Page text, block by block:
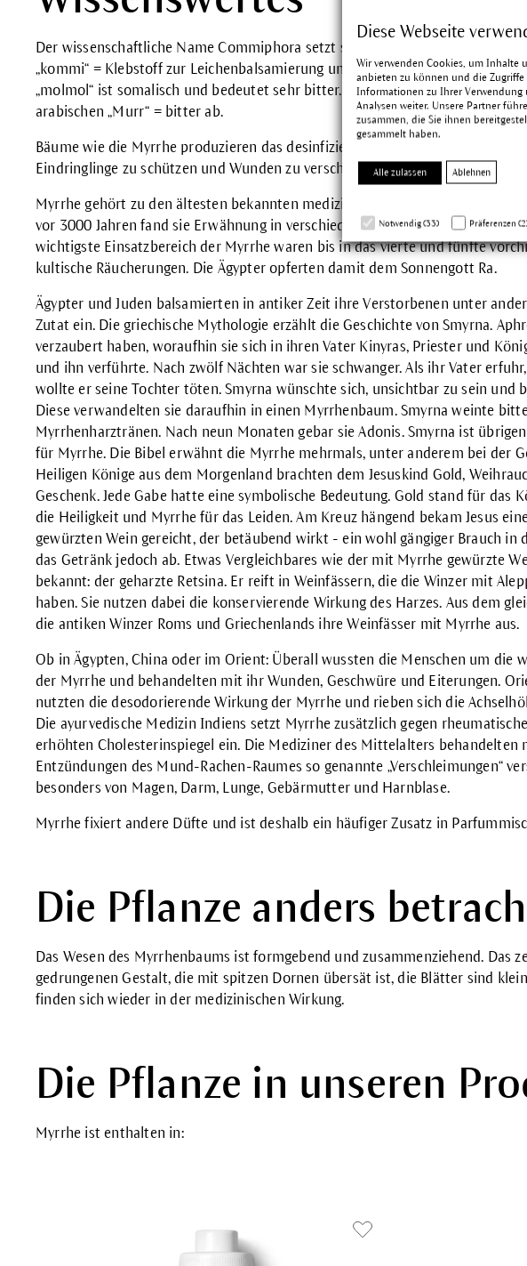
Diese Webseite
Wir verwenden Cookies, um Inhalte
anbieten zu können und die Zugriffe
Informationen zu Ihrer Verwendung
Analysen weiter. Unsere Partner
zusammen, die Sie ihnen
gesammelt haben.
Alle zulassen Ablehnen
Notwendig (33) Präferenzen
Der wissenschaftliche Name Commiphora setzt sich vermutlich aus den
„kommi“ = Klebstoff zur Leichenbalsamierung und „phoros“ = tragend
„molmol“ ist somalisch und bedeutet sehr bitter. Das Wort Myrrhe leitet sich
arabischen „Murr“ = bitter ab.
Bäume wie die Myrrhe produzieren das desinfizierende Harz, um sich gegen
Eindringlinge zu schützen und Wunden zu verschließen.
Myrrhe gehört zu den ältesten bekannten medizinisch und kultisch
vor 3000 Jahren fand sie Erwähnung in verschiedenen Mythologien und
wichtigste Einsatzbereich der Myrrhe waren bis in das vierte und fünfte
kultische Räucherungen. Die Ägypter opferten damit dem Sonnengott Ra.
Ägypter und Juden balsamierten in antiker Zeit ihre Verstorbenen unter
Zutat ein. Die griechische Mythologie erzählt die Geschichte von Smyrna.
verzaubert haben, woraufhin sie sich in ihren Vater Kinyras, Priester und
und ihn verführte. Nach zwölf Nächten war sie schwanger. Als ihr Vater
wollte er seine Tochter töten. Smyrna wünschte sich, unsichtbar zu sein und
Diese verwandelten sie daraufhin in einen Myrrhenbaum. Smyrna weinte
Myrrhenharztränen. Nach neun Monaten gebar sie Adonis. Smyrna ist
für Myrrhe. Die Bibel erwähnt die Myrrhe mehrmals, unter anderem bei der
Heiligen Könige aus dem Morgenland brachten dem Jesuskind Gold,
Geschenk. Jede Gabe hatte eine symbolische Bedeutung. Gold stand für das
die Heiligkeit und Myrrhe für das Leiden. Am Kreuz hängend bekam Jesus
gewürzten Wein gereicht, der betäubend wirkt - ein wohl gängiger Brauch in
das Getränk jedoch ab. Etwas Vergleichbares wie der mit Myrrhe gewürzte
bekannt: der geharzte Retsina. Er reift in Weinfässern, die die Winzer mit
haben. Sie nutzen dabei die konservierende Wirkung des Harzes. Aus dem
die antiken Winzer Roms und Griechenlands ihre Weinfässer mit Myrrhe aus.
Ob in Ägypten, China oder im Orient: Überall wussten die Menschen um die
der Myrrhe und behandelten mit ihr Wunden, Geschwüre und Eiterungen.
nutzten die desodorierende Wirkung der Myrrhe und rieben sich die
Die ayurvedische Medizin Indiens setzt Myrrhe zusätzlich gegen
erhöhten Cholesterinspiegel ein. Die Mediziner des Mittelalters behandelten
Entzündungen des Mund-Rachen-Raumes so genannte „Verschleimungen“
besonders von Magen, Darm, Lunge, Gebärmutter und Harnblase.
Myrrhe fixiert andere Düfte und ist deshalb ein häufiger Zusatz in
Die Pflanze anders
Das Wesen des Myrrhenbaums ist formgebend und zusammenziehend. Das
gedrungenen Gestalt, die mit spitzen Dornen übersät ist, die Blätter sind
finden sich wieder in der medizinischen Wirkung.
Die Pflanze in unseren
Myrrhe ist enthalten in: